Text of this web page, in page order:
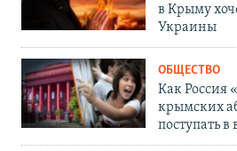
в Крыму
Украины
ОБЩЕСТВО
Как Россия
крымских
поступать